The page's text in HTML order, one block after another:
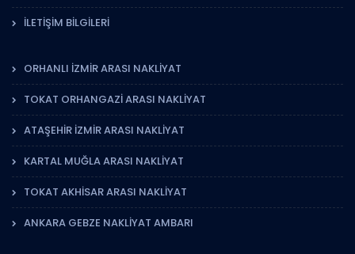
İLETIŞIM BILGILERI
ORHANLI İZMIR ARASI NAKLIYAT
TOKAT ORHANGAZI ARASI NAKLIYAT
ATAŞEHIR İZMIR ARASI NAKLIYAT
KARTAL MUĞLA ARASI NAKLIYAT
TOKAT AKHISAR ARASI NAKLIYAT
ANKARA GEBZE NAKLIYAT AMBARI